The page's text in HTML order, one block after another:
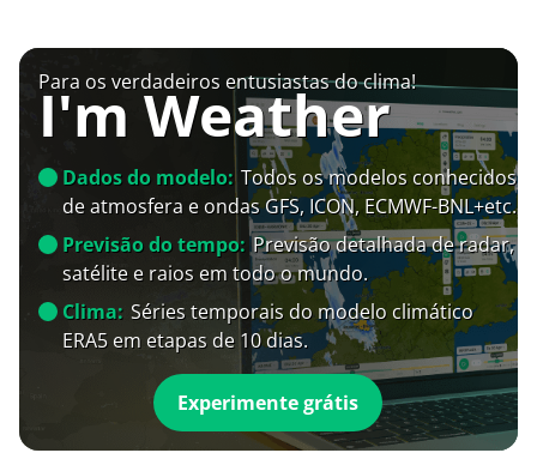
Para os verdadeiros entusiastas do clima!
I'm Weather
Dados do modelo: Todos os modelos conhecidos
de atmosfera e ondas GFS, ICON, ECMWF-BNL+etc.
Previsão do tempo: Previsão detalhada de radar,
satélite e raios em todo o mundo.
Clima: Séries temporais do modelo climático
ERA5 em etapas de 10 dias.
Experimente grátis